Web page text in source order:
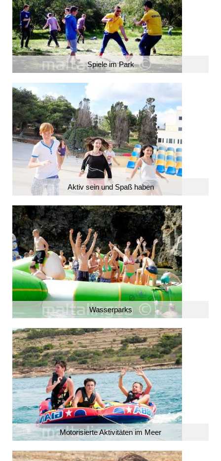
Spiele im Park
Aktiv sein und Spaß haben
Wasserparks
Motorisierte Aktivitäten im Meer